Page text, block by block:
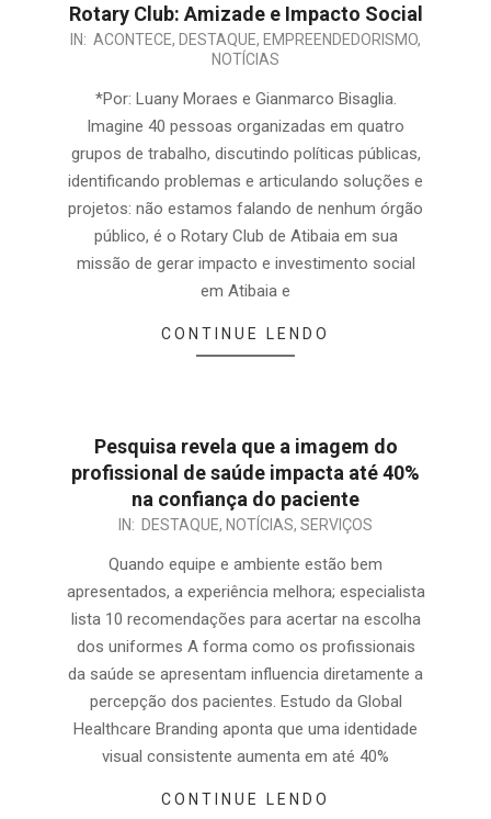
Rotary Club: Amizade e Impacto Social
IN: ACONTECE, DESTAQUE, EMPREENDEDORISMO,
NOTÍCIAS
*Por: Luany Moraes e Gianmarco Bisaglia.
Imagine 40 pessoas organizadas em quatro
grupos de trabalho, discutindo políticas públicas,
identificando problemas e articulando soluções e
projetos: não estamos falando de nenhum órgão
público, é o Rotary Club de Atibaia em sua
missão de gerar impacto e investimento social
em Atibaia e
CONTINUE LENDO
Pesquisa revela que a imagem do
profissional de saúde impacta até 40%
na confiança do paciente
IN: DESTAQUE, NOTÍCIAS, SERVIÇOS
Quando equipe e ambiente estão bem
apresentados, a experiência melhora; especialista
lista 10 recomendações para acertar na escolha
dos uniformes A forma como os profissionais
da saúde se apresentam influencia diretamente a
percepção dos pacientes. Estudo da Global
Healthcare Branding aponta que uma identidade
visual consistente aumenta em até 40%
CONTINUE LENDO